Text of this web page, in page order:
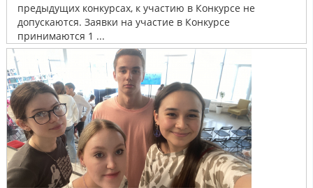
предыдущих конкурсах, к участию в Конкурсе не
допускаются. Заявки на участие в Конкурсе
принимаются 1 ...